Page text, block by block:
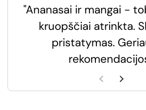
"Ananasai ir mangai -
kruopščiai atrinkta.
pristatymas.
Ankstesnė
Kita